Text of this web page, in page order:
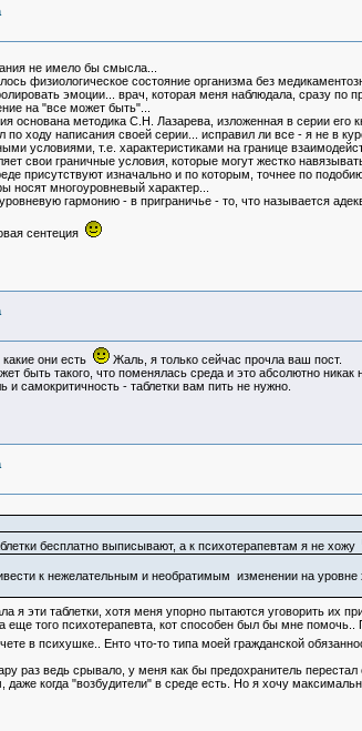
не имело бы смысла...
физиологическое состояние организма без
эмоции... врач, которая меня наблюдала, сразу по
на "все может быть"...
основана методика С.Н. Лазарева, изложенная в серии
ходу написания своей серии... исправил ли все - я не в
условиями, т.е. характеристиками на границе
свои граничные условия, которые могут жестко
присутствуют изначально и по которым, точнее по
носят многоуровневый характер...
гармонию - в приграничье - то, что называется
сентеция
они есть
Жаль, я только сейчас прочла ваш пост.
быть такого, что поменялась среда и это абсолютно
самокритичность - таблетки вам пить не нужно.
бесплатно выписывают, а к психотерапевтам я не хожу
к нежелательным и необратимым изменении на
я эти таблетки, хотя меня упорно пытаются уговорить их
еще того психотерапевта, кот способен был бы мне
в психушке.. Енто что-то типа моей гражданской
раз ведь срывало, у меня как бы предохранитель
даже когда "возбудители" в среде есть. Но я хочу